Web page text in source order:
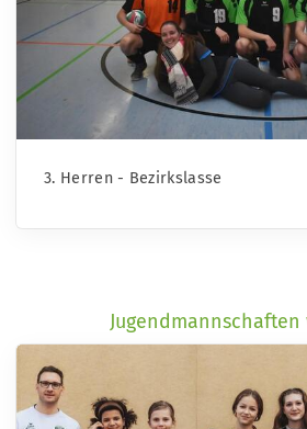
3. Herren - Bezirkslasse